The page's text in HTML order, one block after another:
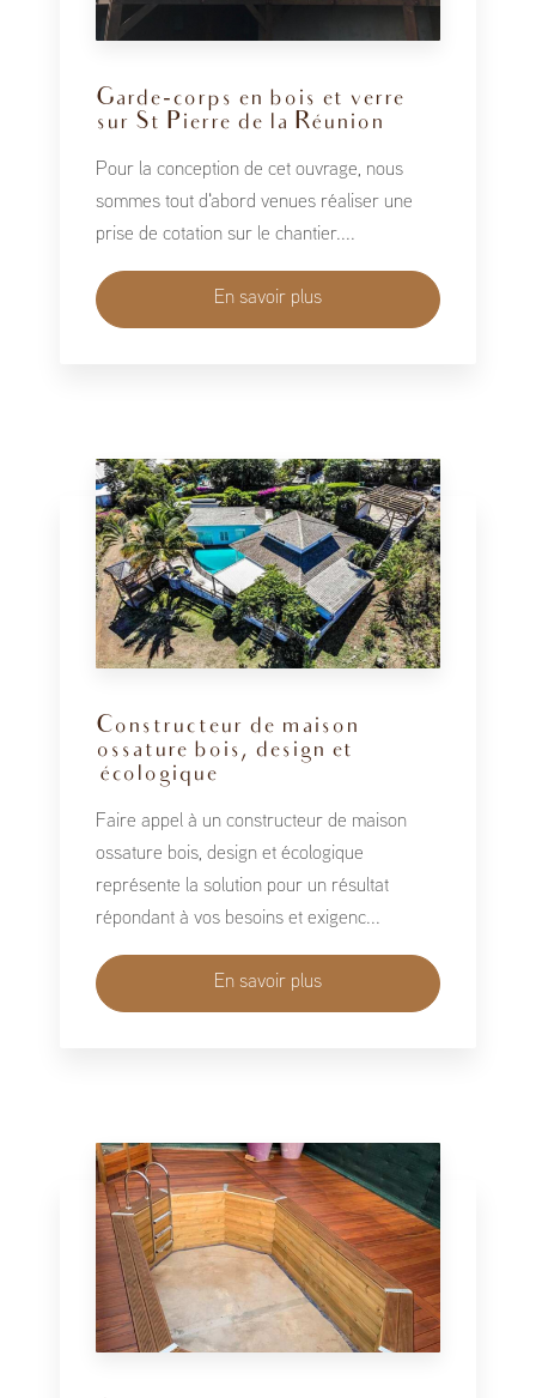
Garde-corps en bois et verre
sur St Pierre de la Réunion
Pour la conception de cet ouvrage, nous
sommes tout d'abord venues réaliser une
prise de cotation sur le chantier....
En savoir plus
Constructeur de maison
ossature bois, design et
écologique
Faire appel à un constructeur de maison
ossature bois, design et écologique
représente la solution pour un résultat
répondant à vos besoins et exigenc...
En savoir plus